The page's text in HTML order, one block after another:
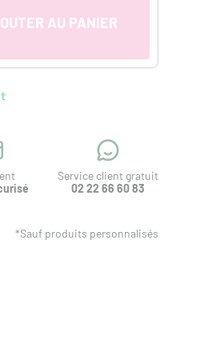
AU PANIER
Service client gratuit
02 22 66 60 83
*Sauf produits personnalisés